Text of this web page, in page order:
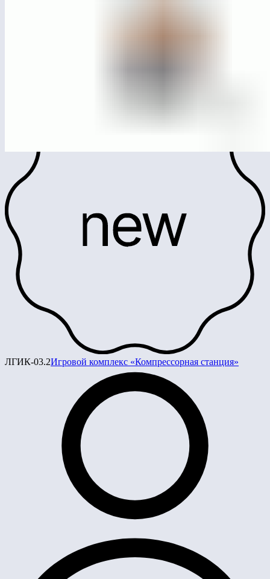
ЛГИК-03.2Игровой комплекс «Компрессорная станция»